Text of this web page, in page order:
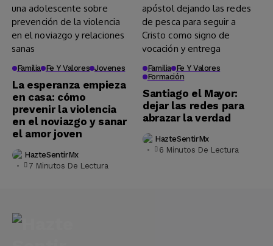
Familia Fe Y Valores Jovenes
La esperanza empieza
en casa: cómo
prevenir la violencia
en el noviazgo y sanar
el amor joven
HazteSentirMx
7 Minutos De Lectura
Familia Fe Y Valores
Formación
Santiago el Mayor:
dejar las redes para
abrazar la verdad
HazteSentirMx
6 Minutos De Lectura